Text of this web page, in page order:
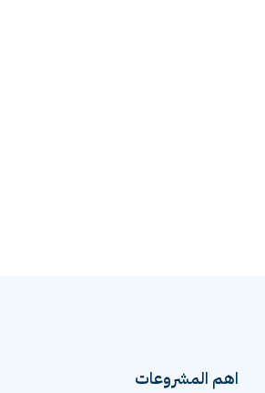
اهم المشروعات